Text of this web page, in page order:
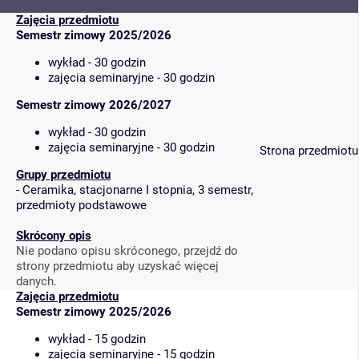
Zajęcia przedmiotu
Semestr zimowy 2025/2026
wykład - 30 godzin
zajęcia seminaryjne - 30 godzin
Semestr zimowy 2026/2027
wykład - 30 godzin
zajęcia seminaryjne - 30 godzin
Grupy przedmiotu
- Ceramika, stacjonarne I stopnia, 3 semestr,
przedmioty podstawowe
Skrócony opis
Nie podano opisu skróconego, przejdź do
strony przedmiotu aby uzyskać więcej
danych.
Strona przedmiotu
Zajęcia przedmiotu
Semestr zimowy 2025/2026
wykład - 15 godzin
zajęcia seminaryjne - 15 godzin